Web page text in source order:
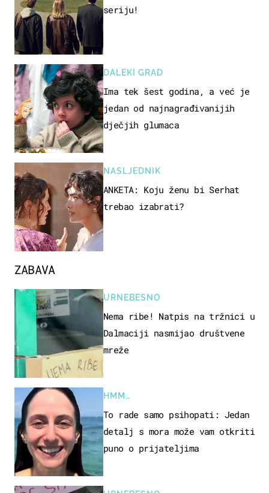
ZABAVA
URNEBESNO
Nema ribe! Natpis na tržnici u
Dalmaciji nasmijao društvene
mreže
HMM…
To rade samo psihopati: Jedan
detalj s mora može vam otkriti
puno o prijateljima
seriju!
DALEKI GRAD
Ima tek šest godina, a već je
jedan od najnagrađivanijih
dječjih glumaca
NASLJEDNIK
ANKETA: Koju ženu bi Serhat
trebao izabrati?